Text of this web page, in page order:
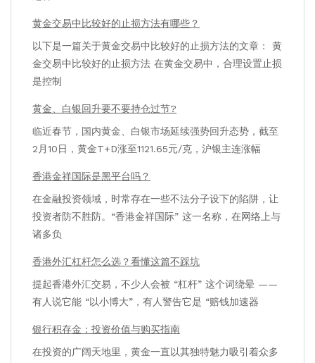
黄金交易中比较好的止损方法有哪些？
以下是一篇关于黄金交易中比较好的止损方法的文章： 黄
金交易中比较好的止损方法 在黄金交易中，合理设置止损
是控制
黄金、白银回升要不要持仓过节?
临近春节，国内黄金、白银市场延续强势回升态势，截至
2月10日，黄金T+D涨至1121.65元/克，沪银主连涨幅
香港金祥国际是黑平台吗？
在金融投资领域，时常存在一些不法分子设下的陷阱，让
投资者防不胜防。“香港金祥国际” 这一名称，在网络上与
诸多负
香港外汇杠杆怎么选？看懂这篇不踩坑
提起香港外汇交易，不少人会被 “杠杆” 这个词绕晕 ——
有人说它能 “以小博大”，有人警告它是 “赔钱加速器
银行积存金：投资价值与购买指南
在投资的广阔天地里，黄金一直以其独特魅力吸引着众多